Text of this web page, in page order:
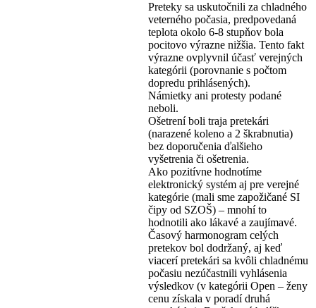
Preteky sa uskutočnili za chladného
veterného počasia, predpovedaná
teplota okolo 6-8 stupňov bola
pocitovo výrazne nižšia. Tento fakt
výrazne ovplyvnil účasť verejných
kategórii (porovnanie s počtom
dopredu prihlásených).
Námietky ani protesty podané
neboli.
Ošetrení boli traja pretekári
(narazené koleno a 2 škrabnutia)
bez doporučenia ďalšieho
vyšetrenia či ošetrenia.
Ako pozitívne hodnotíme
elektronický systém aj pre verejné
kategórie (mali sme zapožičané SI
čipy od SZOŠ) – mnohí to
hodnotili ako lákavé a zaujímavé.
Časový harmonogram celých
pretekov bol dodržaný, aj keď
viacerí pretekári sa kvôli chladnému
počasiu nezúčastnili vyhlásenia
výsledkov (v kategórii Open – ženy
cenu získala v poradí druhá